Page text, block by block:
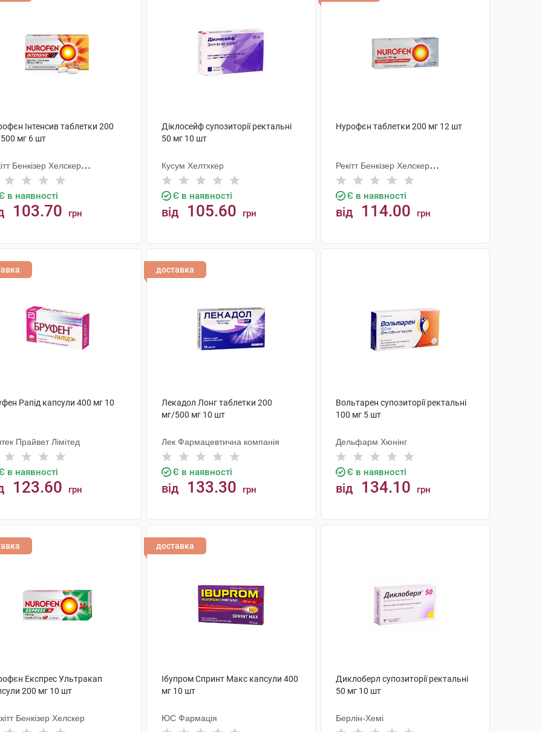
Інтенсив таблетки 200
мг 6 шт
Бенкізер Хелскер
в наявності
103.70 грн
Діклосейф супозиторії ректальні
50 мг 10 шт
Кусум Хелтхкер
Є в наявності
від 105.60 грн
Нурофєн таблетки 200 мг 12 шт
Рекітт Бенкізер Хелскер
Інтернешнл
Є в наявності
від 114.00 грн
Рапід капсули 400 мг 10
Прайвет Лімітед
в наявності
123.60 грн
доставка
Лекадол Лонг таблетки 200
мг/500 мг 10 шт
Лек Фармацевтична компанія
Є в наявності
від 133.30 грн
Вольтарен супозиторії ректальні
100 мг 5 шт
Дельфарм Хюнінг
Є в наявності
від 134.10 грн
Експрес Ультракап
200 мг 10 шт
Бенкізер Хелскер
доставка
Ібупром Спринт Макс капсули 400
мг 10 шт
ЮС Фармація
Диклоберл супозиторії ректальні
50 мг 10 шт
Берлін-Хемі